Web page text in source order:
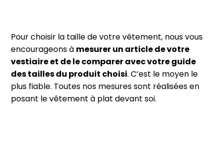
Pour choisir la taille de votre vêtement, nous vous
encourageons à mesurer un article de votre
vestiaire et de le comparer avec votre guide
des tailles du produit choisi. C’est le moyen le
plus fiable. Toutes nos mesures sont réalisées en
posant le vêtement à plat devant soi.